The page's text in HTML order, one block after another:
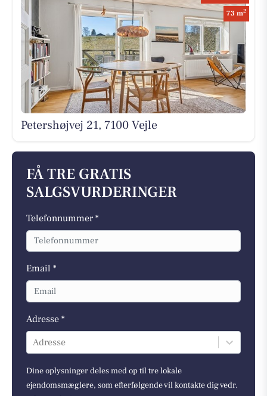
73 m2
Petershøjvej 21, 7100 Vejle
FÅ TRE GRATIS
SALGSVURDERINGER
Telefonnummer *
Email *
Adresse *
Adresse
Dine oplysninger deles med op til tre lokale
ejendomsmæglere, som efterfølgende vil kontakte dig vedr.